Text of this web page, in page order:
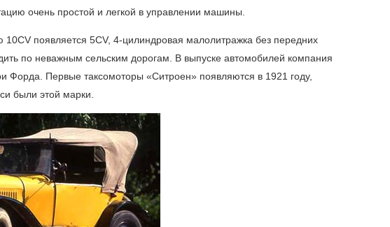
очень простой и легкой в управлении машины.
появляется 5CV, 4-цилиндровая малолитражка без передних
по неважным сельским дорогам. В выпуске автомобилей компания
Форда. Первые таксомоторы «Ситроен» появляются в 1921 году,
были этой марки.